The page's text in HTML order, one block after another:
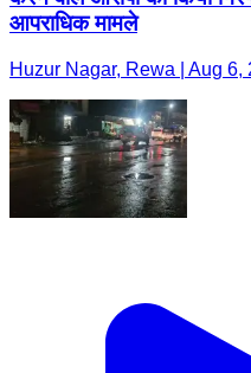
आपराधिक मामले
Huzur Nagar, Rewa | Aug 6,